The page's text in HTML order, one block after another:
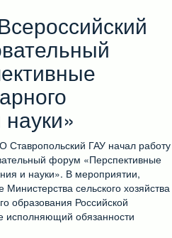
ГАУ начал работу
форум «Перспективные
и науки». В мероприятии,
сельского хозяйства
образования Российской
исполняющий обязанности